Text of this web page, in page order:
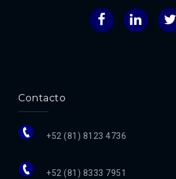
FacebookLinkedIn
Contacto
+52 (81) 8123 4736
+52 (81) 8333 7951